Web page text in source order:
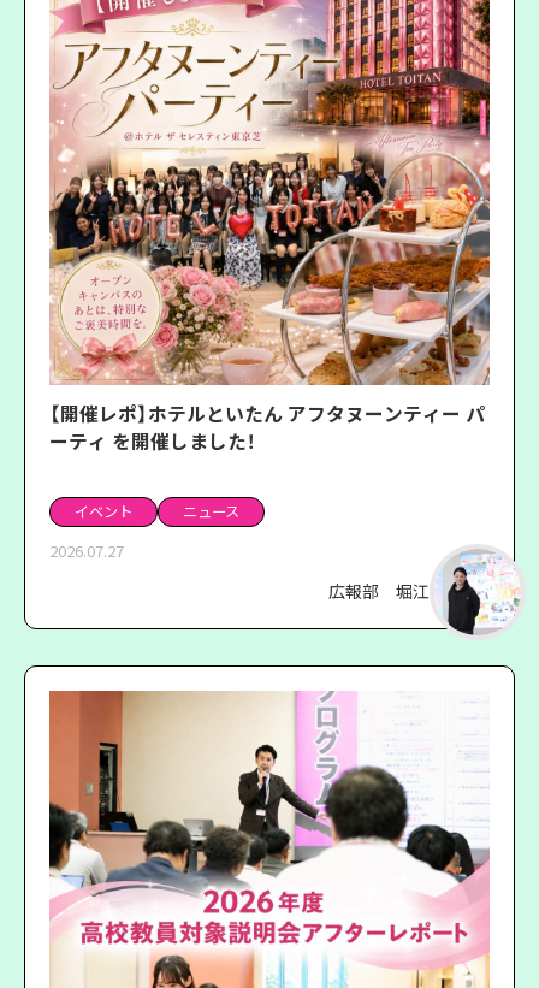
【開催レポ】ホテルといたん アフタヌーンティー パ
ーティ を開催しました！
イベント ニュース
2026.07.27
広報部 堀江